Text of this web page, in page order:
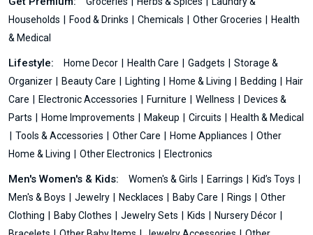
Households
Food & Drinks Chemicals Other Groceries
Health
& Medical
Lifestyle: Home Decor Health Care Gadgets
Storage &
Organizer
Beauty Care Lighting Home & Living Bedding
Hair
Care
Electronic Accessories Furniture Wellness
Devices &
Parts
Home Improvements Makeup Circuits
Health & Medical
Tools & Accessories
Other Care Home Appliances
Other
Home & Living
Other Electronics Electronics
Men's Women's & Kids: Women's & Girls Earrings
Kid’s Toys
Men's & Boys
Jewelry Necklaces Baby Care Rings
Other
Clothing
Baby Clothes Jewelry Sets Kids
Nursery Décor